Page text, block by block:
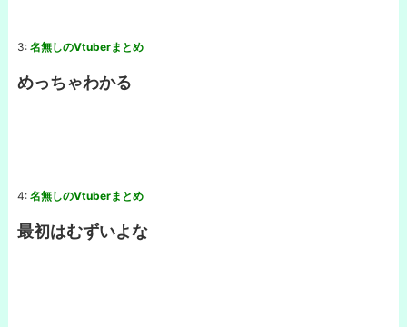
3: 名無しのVtuberまとめ
めっちゃわかる
4: 名無しのVtuberまとめ
最初はむずいよな